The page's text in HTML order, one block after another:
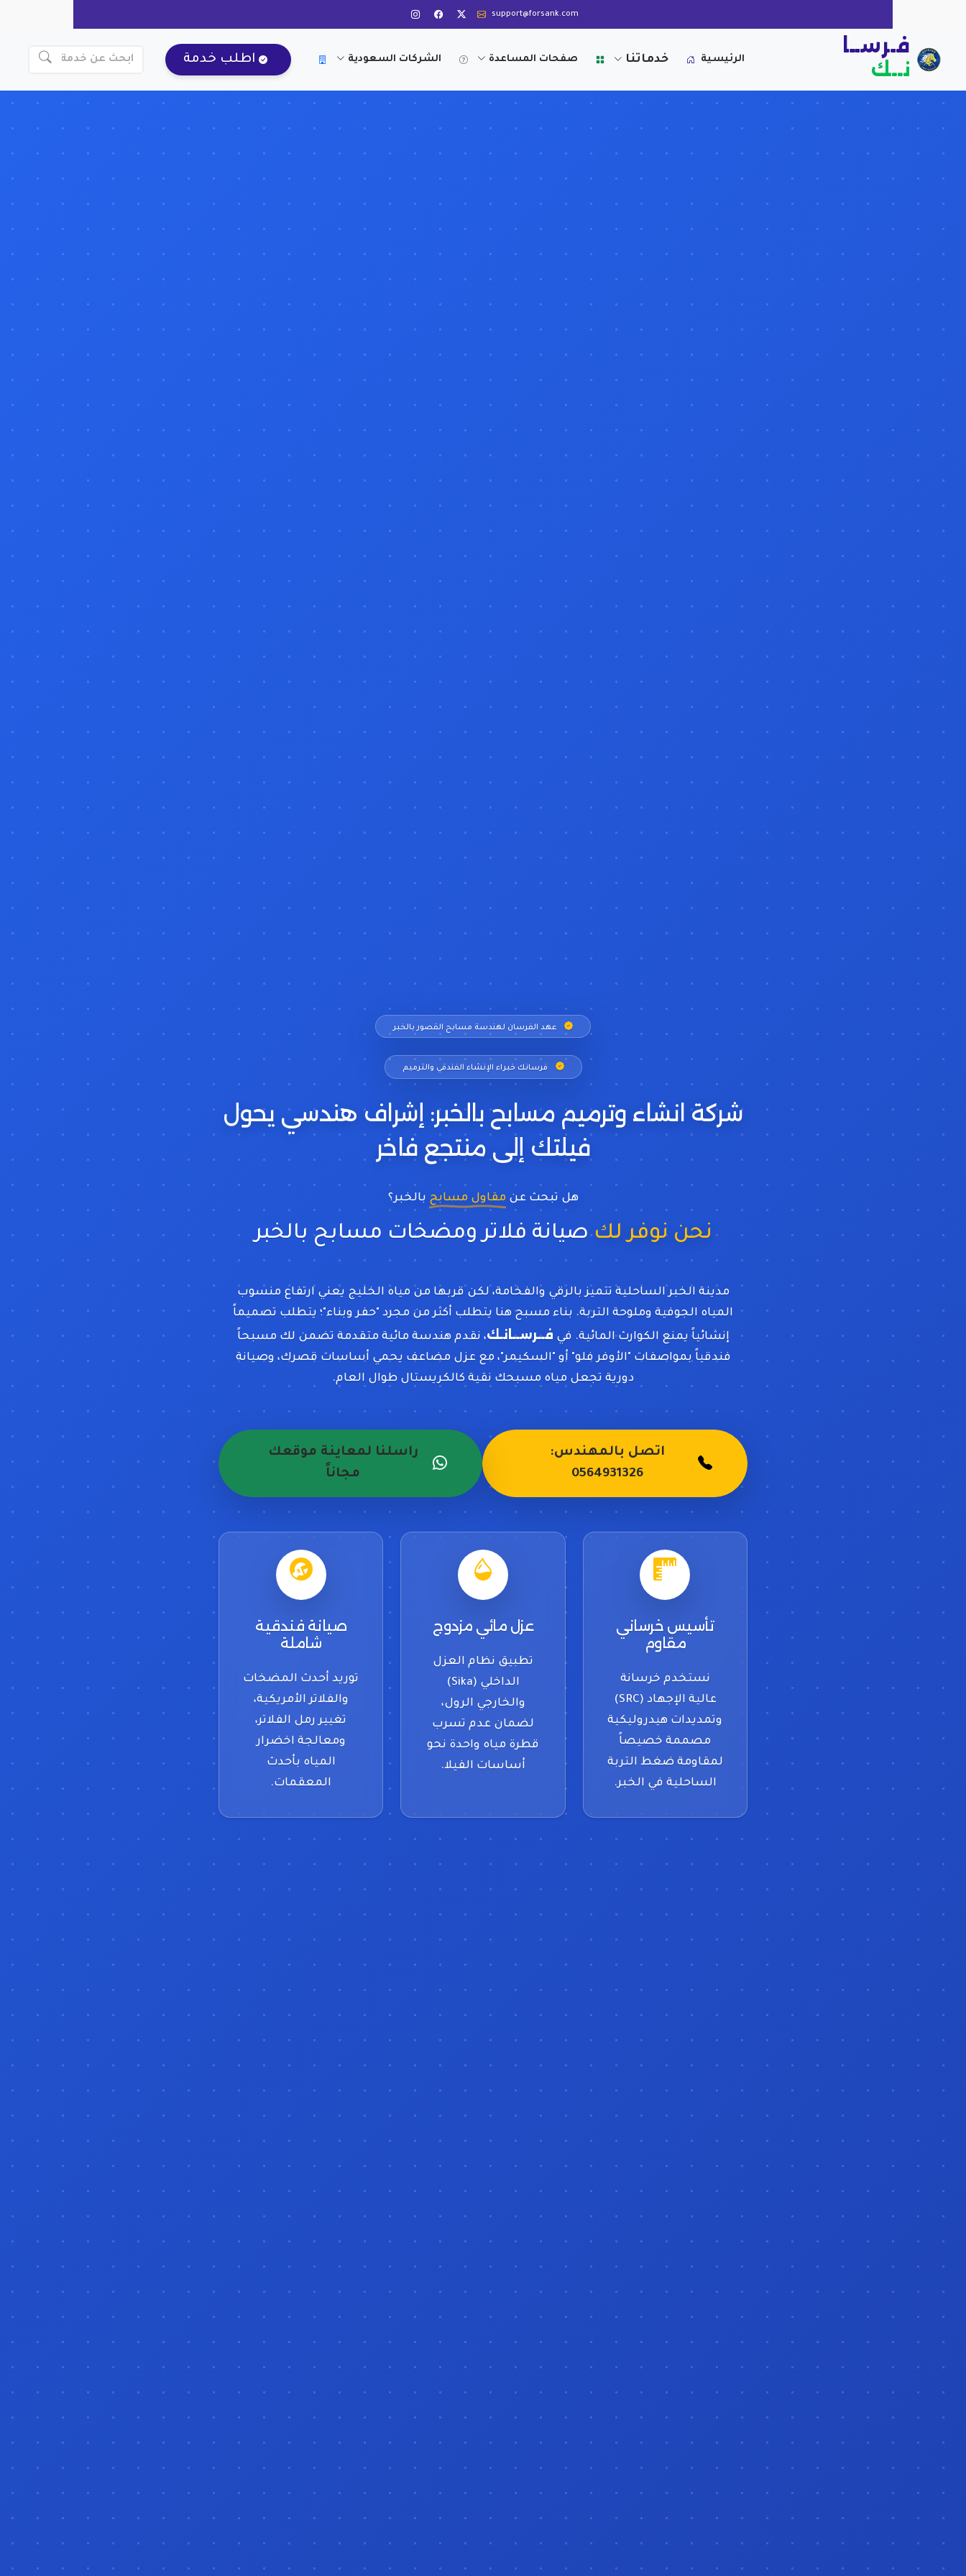
support@forsank.com
فـرســا
نــك الرئيسية خدماتنا صفحات المساعدة الشركات السعودية اطلب خدمة
عهد الفرسان لهندسة مسابح القصور بالخبر
فرسانك خبراء الإنشاء الفندقي والترميم
شركة انشاء وترميم مسابح بالخبر: إشراف هندسي يحول
فيلتك إلى منتجع فاخر
هل تبحث عن مقاول مسابح بالخبر؟
نحن نوفر لك صيانة فلاتر
مدينة الخبر الساحلية تتميز بالرقي والفخامة، لكن قربها من مياه الخليج يعني ارتفاع منسوب
المياه الجوفية وملوحة التربة. بناء مسبح هنا يتطلب أكثر من مجرد "حفر وبناء"؛ يتطلب تصميماً
إنشائياً يمنع الكوارث المائية. في فــرســانـك، نقدم هندسة مائية متقدمة تضمن لك مسبحاً
فندقياً بمواصفات "الأوفر فلو" أو "السكيمر"، مع عزل مضاعف يحمي أساسات قصرك، وصيانة
دورية تجعل مياه مسبحك نقية كالكريستال طوال العام.
اتصل بالمهندس:
0564931326
راسلنا لمعاينة موقعك
مجاناً
تأسيس خرساني
مقاوم
نستخدم خرسانة
عالية الإجهاد (SRC)
وتمديدات هيدروليكية
مصممة خصيصاً
لمقاومة ضغط التربة
الساحلية في الخبر.
عزل مائي مزدوج
تطبيق نظام العزل
الداخلي (Sika)
والخارجي الرول،
لضمان عدم تسرب
قطرة مياه واحدة نحو
أساسات الفيلا.
صيانة فندقية
شاملة
توريد أحدث المضخات
والفلاتر الأمريكية،
تغيير رمل الفلاتر،
ومعالجة اخضرار
المياه بأحدث
المعقمات.